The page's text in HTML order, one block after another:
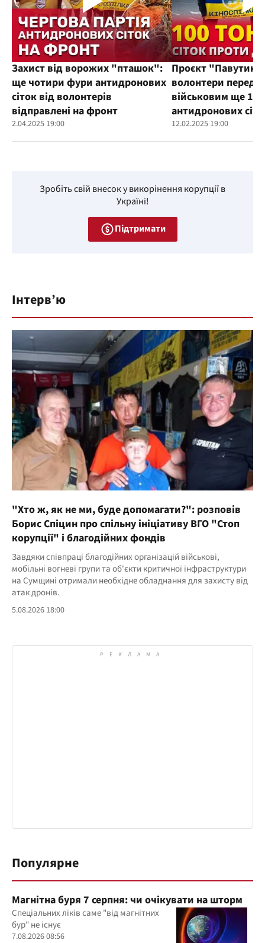
Захист від ворожих "пташок":
ще чотири фури антидронових
сіток від волонтерів
відправлені на фронт
2.04.2025 19:00
Проєкт
волонтери
військовим ще
антидронових
12.02.2025 19:00
Зробіть свій внесок у викорінення корупції в
Україні!
Підтримати
Інтерв’ю
"Хто ж, як не ми, буде допомагати?": розповів
Борис Спіцин про спільну ініціативу ВГО "Стоп
корупції" і благодійних фондів
Завдяки співпраці благодійних організацій військові,
мобільні вогневі групи та об'єкти критичної інфраструктури
на Сумщині отримали необхідне обладнання для захисту від
атак дронів.
5.08.2026 18:00
Популярне
Магнітна буря 7 серпня: чи очікувати на шторм
Спеціальних ліків саме "від магнітних
бур" не існує
7.08.2026 08:56